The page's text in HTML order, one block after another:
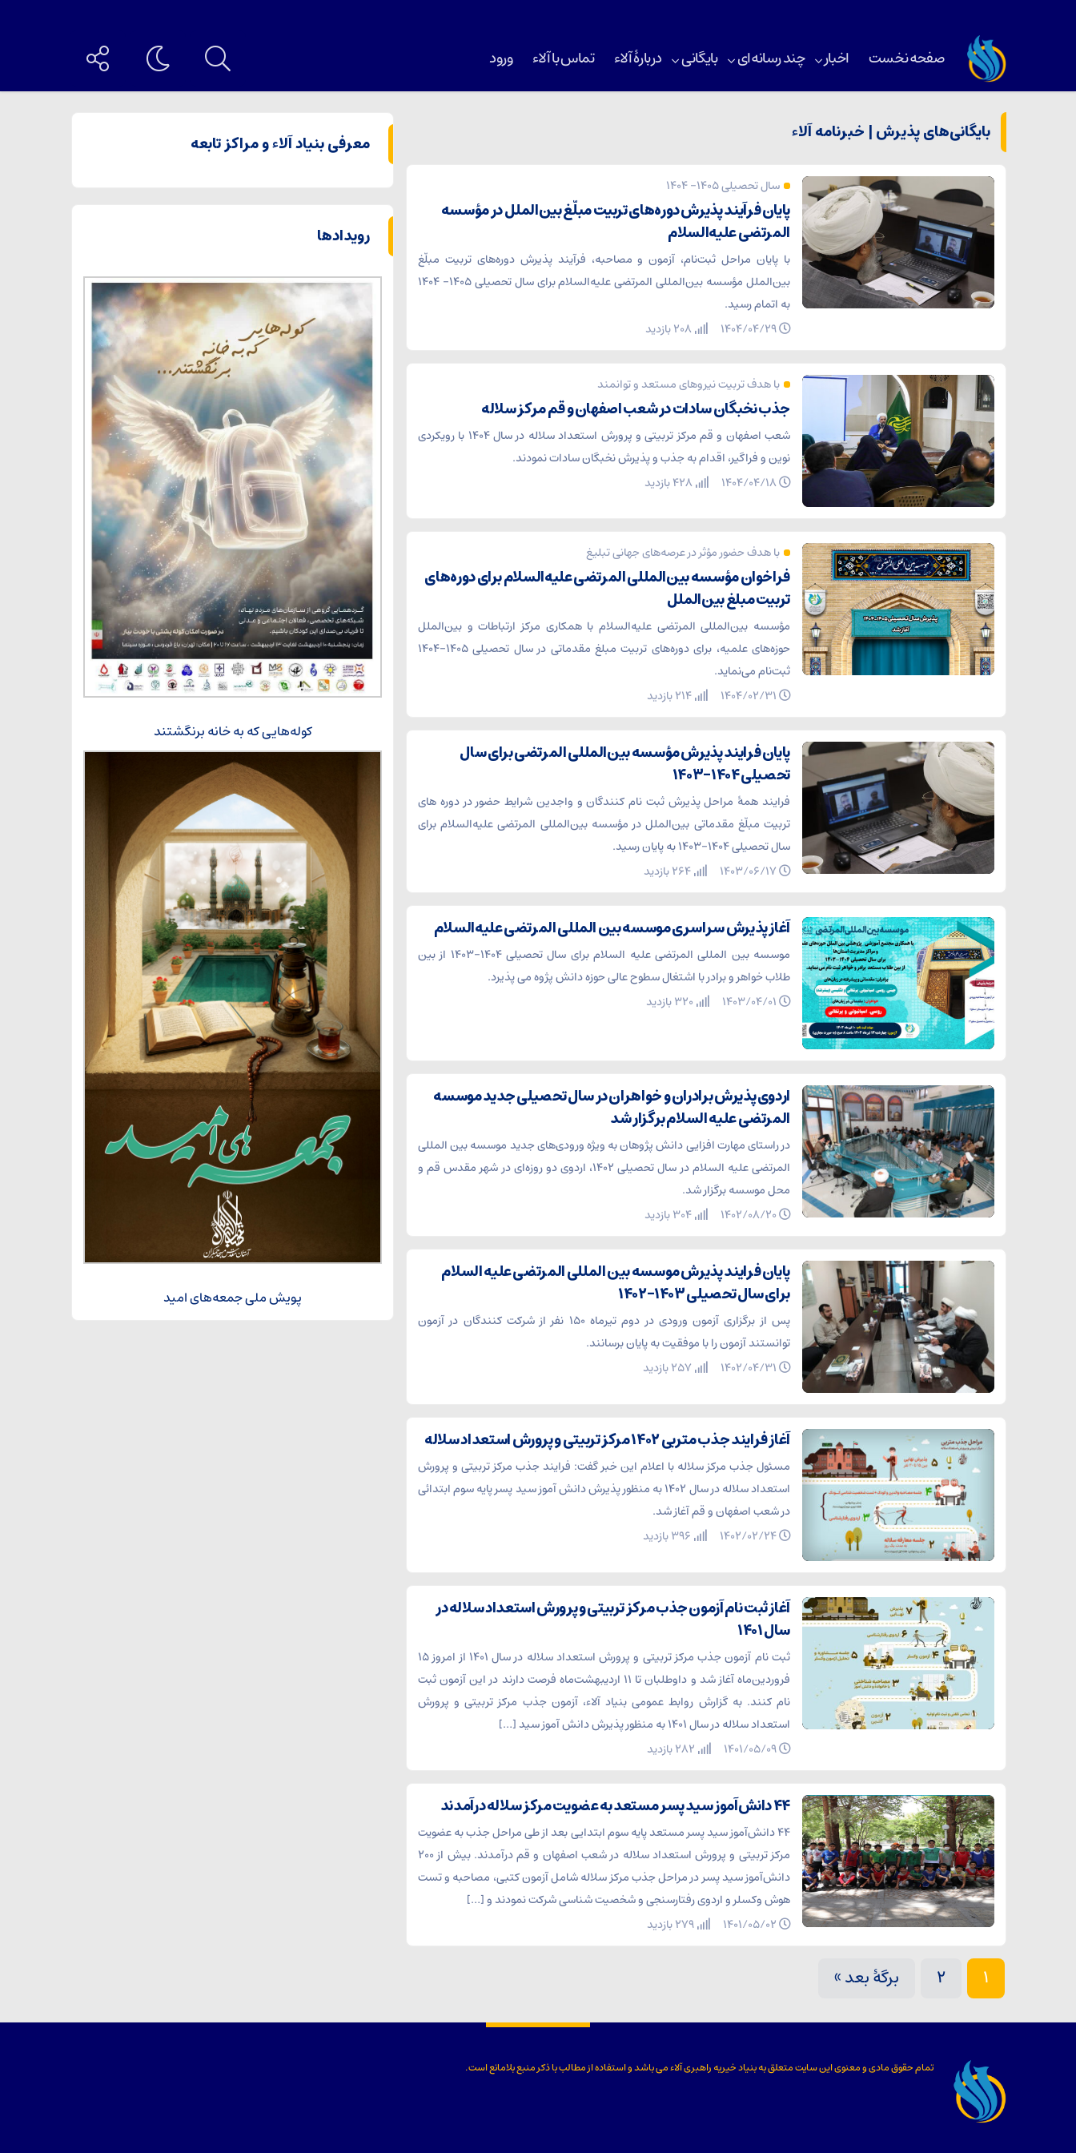
صفحه نخست اخبار چند رسانه‌ای بایگانی دربارۀ آلاء تماس با آلاء ورود
بایگانی‌های پذیرش | خبرنامه آلاء
سال تحصیلی 1405- 1404
پایان فرآیند پذیرش دوره‌های تربیت مبلّغ بین‌الملل در مؤسسه
المرتضی علیه‌السلام
با پایان مراحل ثبت‌نام، آزمون و مصاحبه، فرآیند پذیرش دوره‌های تربیت مبلّغ
بین‌الملل مؤسسه بین‌المللی المرتضی علیه‌السلام برای سال تحصیلی ۱۴۰۵- ۱۴۰۴
به اتمام رسید.
با هدف تربیت نیروهای مستعد و توانمند
جذب نخبگان سادات در شعب اصفهان و قم مرکز سلاله
شعب اصفهان و قم مرکز تربیتی و پرورش استعداد سلاله در سال ۱۴۰۴ با رویکردی
نوین و فراگیر، اقدام به جذب و پذیرش نخبگان سادات نمودند.
با هدف حضور مؤثر در عرصه‌های جهانی تبلیغ
فراخوان مؤسسه بین‌المللی المرتضی علیه‌السلام برای دوره‌های
تربیت مبلغ بین‌الملل
مؤسسه بین‌المللی المرتضی علیه‌السلام با همکاری مرکز ارتباطات و بین‌الملل
حوزه‌های علمیه، برای دوره‌های تربیت مبلغ مقدماتی در سال تحصیلی ۱۴۰۵-۱۴۰۴
ثبت‌نام می‌نماید.
پایان فرایند پذیرش مؤسسه بین‌المللی المرتضی برای سال
تحصیلی ۱۴۰۴-۱۴۰۳
فرایند همۀ مراحل پذیرش ثبت نام کنندگان و واجدین شرایط حضور در دوره های
تربیت مبلّغ مقدماتی بین‌الملل در مؤسسه بین‌المللی المرتضی علیه‌السلام برای
سال تحصیلی ۱۴۰۴-۱۴۰۳ به پایان رسید.
آغاز پذیرش سراسری موسسه بین المللی المرتضی علیه‌السلام
موسسه بین المللی المرتضی علیه السلام برای سال تحصیلی ۱۴۰۴-۱۴۰۳ از بین
طلاب خواهر و برادر با اشتغال سطوح عالی حوزه دانش پژوه می پذیرد.
اردوی پذیرش برادران و خواهران در سال تحصیلی جدید موسسه
المرتضی علیه السلام برگزار شد
در راستای مهارت افزایی دانش پژوهان به ویژه ورودی‌های جدید موسسه بین المللی
المرتضی علیه السلام در سال تحصیلی ۱۴۰۲، اردوی دو روزه‌ای در شهر مقدس قم و
محل موسسه برگزار شد.
پایان فرایند پذیرش موسسه بین المللی المرتضی علیه السلام
برای سال تحصیلی ۱۴۰۳-۱۴۰۲
پس از برگزاری آزمون ورودی در دوم تیرماه ۱۵۰ نفر از شرکت کنندگان در آزمون
توانستند آزمون را با موفقیت به پایان برسانند.
آغاز فرایند جذب متربی ۱۴۰۲ مرکز تربیتی و پرورش استعداد سلاله
مسئول جذب مرکز سلاله با اعلام این خبر گفت: فرایند جذب مرکز تربیتی و پرورش
استعداد سلاله در سال ۱۴۰۲ به منظور پذیرش دانش آموز سید پسر پایه سوم ابتدائی
در شعب اصفهان و قم آغاز شد.
آغاز ثبت نام آزمون جذب مرکز تربیتی و پرورش استعداد سلاله در
سال ۱۴۰۱
ثبت نام آزمون جذب مرکز تربیتی و پرورش استعداد سلاله در سال ۱۴۰۱ از امروز ۱۵
فروردین‌ماه آغاز شد و داوطلبان تا ۱۱ اردیبهشت‌ماه فرصت دارند در این آزمون ثبت
نام کنند. به گزارش روابط عمومی بنیاد آلاء، آزمون جذب مرکز تربیتی و پرورش
استعداد سلاله در سال ۱۴۰۱ به منظور پذیرش دانش آموز سید […]
۴۴ دانش‌آموز سید پسر مستعد به عضویت مرکز سلاله درآمدند
۴۴ دانش‌آموز سید پسر مستعد پایه سوم ابتدایی بعد از طی مراحل جذب به عضویت
مرکز تربیتی و پرورش استعداد سلاله در شعب اصفهان و قم درآمدند. بیش از ۲۰۰
دانش‌آموز سید پسر در مراحل جذب مرکز سلاله شامل آزمون کتبی، مصاحبه و تست
هوش وکسلر و اردوی رفتارسنجی و شخصیت شناسی شرکت نمودند و […]
1
2 برگهٔ بعد »
معرفی بنیاد آلاء و مراکز تابعه
رویدادها
کوله‌هایی که به خانه برنگشتند
پویش ملی جمعه‌های امید
تمام حقوق مادی و معنوی این سایت متعلق بهبنیاد خیریه راهبری آلاءمی باشد و استفاده از مطالب با ذکر منبع بلامانع است.